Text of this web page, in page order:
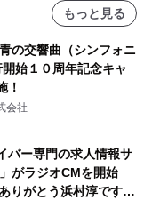
もっと見る
の交響曲（シンフォニ
始１０周年記念キャ
！
会社
バー専門の求人情報サ
がラジオCMを開始
りがとう浜村淳です』